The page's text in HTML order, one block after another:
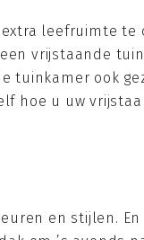
leefruimte te
vrijstaande
tuinkamer ook
hoe u uw
en stijlen.